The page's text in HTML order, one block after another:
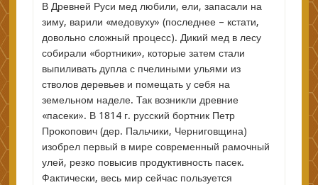
В Древней Руси мед любили, ели, запасали на
зиму, варили «медовуху» (последнее – кстати,
довольно сложный процесс). Дикий мед в лесу
собирали «бортники», которые затем стали
выпиливать дупла с пчелиными ульями из
стволов деревьев и помещать у себя на
земельном наделе. Так возникли древние
«пасеки». В 1814 г. русский бортник Петр
Прокопович (дер. Пальчики, Черниговщина)
изобрел первый в мире современный рамочный
улей, резко повысив продуктивность пасек.
Фактически, весь мир сейчас пользуется